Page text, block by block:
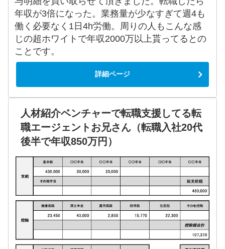
年収が3倍になった。業務量が少なすぎて週4も
働く必要なく1日4h労働。周りの人もこんな感
じの超ホワイトで年収2000万以上貰ってるとの
ことです。
詳細ページ
人材紹介ベンチャーで転職支援してる転
職エージェントお兄さん（転職入社20代
後半で年収850万円）